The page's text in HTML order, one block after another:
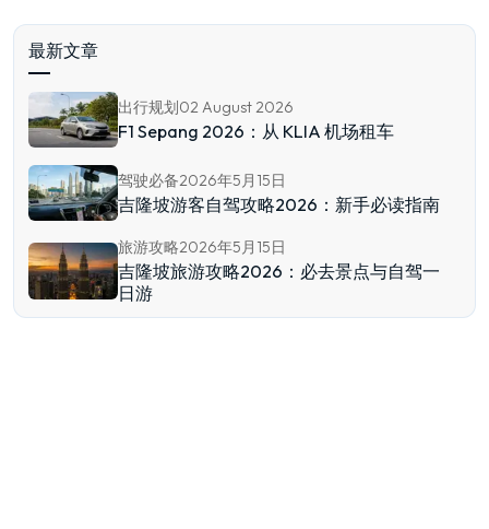
最新文章
出行规划02 August 2026
F1 Sepang 2026：从 KLIA 机场租车
驾驶必备2026年5月15日
吉隆坡游客自驾攻略2026：新手必读指南
旅游攻略2026年5月15日
吉隆坡旅游攻略2026：必去景点与自驾一
日游